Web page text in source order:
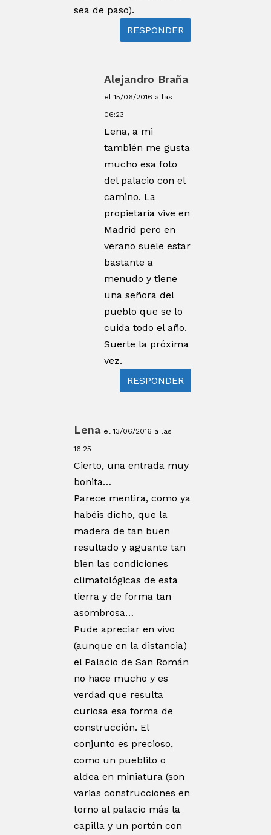
sea de paso).
RESPONDER
Alejandro Braña
el 15/06/2016 a las
06:23
Lena, a mi
también me gusta
mucho esa foto
del palacio con el
camino. La
propietaria vive en
Madrid pero en
verano suele estar
bastante a
menudo y tiene
una señora del
pueblo que se lo
cuida todo el año.
Suerte la próxima
vez.
RESPONDER
Lena el 13/06/2016 a las
16:25
Cierto, una entrada muy
bonita…
Parece mentira, como ya
habéis dicho, que la
madera de tan buen
resultado y aguante tan
bien las condiciones
climatológicas de esta
tierra y de forma tan
asombrosa…
Pude apreciar en vivo
(aunque en la distancia)
el Palacio de San Román
no hace mucho y es
verdad que resulta
curiosa esa forma de
construcción. El
conjunto es precioso,
como un pueblito o
aldea en miniatura (son
varias construcciones en
torno al palacio más la
capilla y un portón con